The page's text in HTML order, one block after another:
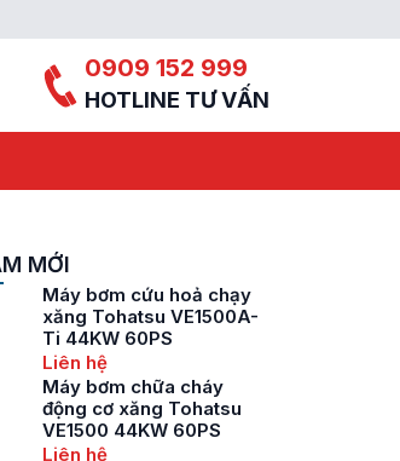
0909 152 999
HOTLINE TƯ VẤN
MỚI
Máy bơm cứu hoả chạy
xăng Tohatsu VE1500A-
Ti 44KW 60PS
Liên hệ
Máy bơm chữa cháy
động cơ xăng Tohatsu
VE1500 44KW 60PS
Liên hệ